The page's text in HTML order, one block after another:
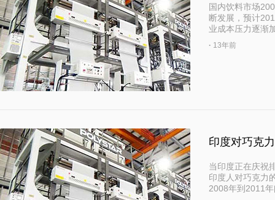
国内饮料市场
断发展，预计
业成本压力逐渐
· 13年前
印度对巧克
当印度正在庆祝
印度人对巧克力
2008年到2011